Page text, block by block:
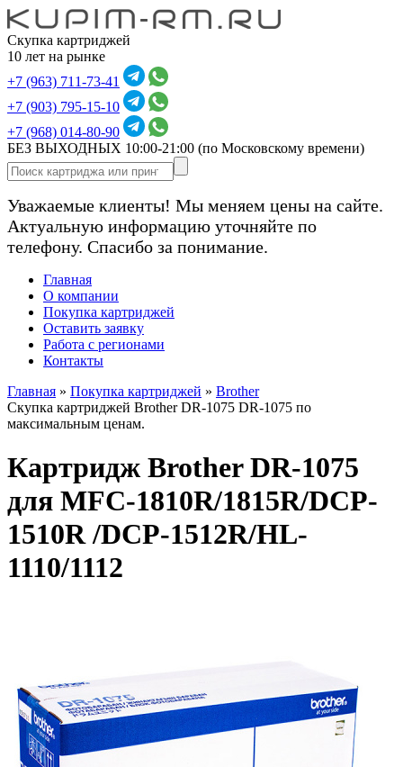
Скупка картриджей
10 лет на рынке
+7 (963) 711-73-41
+7 (903) 795-15-10
+7 (968) 014-80-90
БЕЗ ВЫХОДНЫХ 10:00-21:00 (по Московскому времени)
Уважаемые клиенты! Мы меняем цены на сайте.
Актуальную информацию уточняйте по
телефону. Спасибо за понимание.
Главная
О компании
Покупка картриджей
Оставить заявку
Работа с регионами
Контакты
Главная » Покупка картриджей » Brother
Скупка картриджей Brother DR-1075 DR-1075 по
максимальным ценам.
Картридж Brother DR-1075
для MFC-1810R/1815R/DCP-
1510R /DCP-1512R/HL-
1110/1112